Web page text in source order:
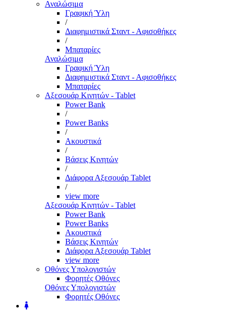
Αναλώσιμα
Γραφική Ύλη
/
Διαφημιστικά Σταντ - Αφισοθήκες
/
Μπαταρίες
Αναλώσιμα
Γραφική Ύλη
Διαφημιστικά Σταντ - Αφισοθήκες
Μπαταρίες
Αξεσουάρ Κινητών - Tablet
Power Bank
/
Power Banks
/
Ακουστικά
/
Βάσεις Κινητών
/
Διάφορα Αξεσουάρ Tablet
/
view more
Αξεσουάρ Κινητών - Tablet
Power Bank
Power Banks
Ακουστικά
Βάσεις Κινητών
Διάφορα Αξεσουάρ Tablet
view more
Οθόνες Υπολογιστών
Φορητές Οθόνες
Οθόνες Υπολογιστών
Φορητές Οθόνες